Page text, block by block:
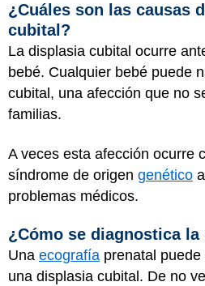
¿Cuáles son las causas
cubital?
La displasia cubital ocurre
bebé. Cualquier bebé puede
cubital, una afección que no
familias.
A veces esta afección ocurre
síndrome de origen genético
problemas médicos.
¿Cómo se diagnostica
Una ecografía prenatal
una displasia cubital. De no